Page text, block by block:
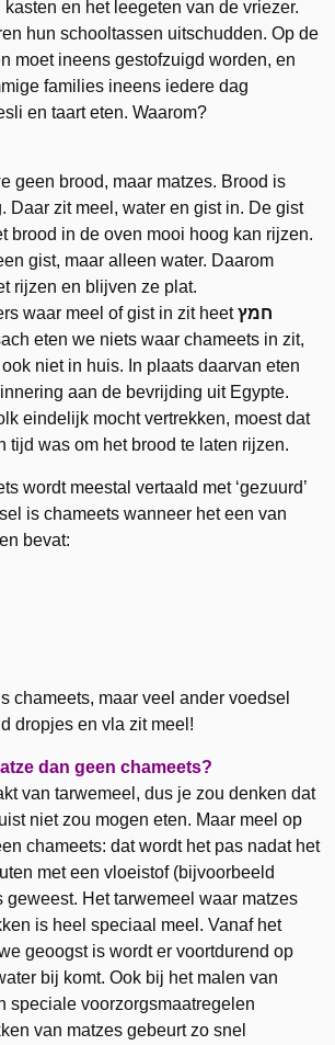
en het leegeten van de vriezer.
hun schooltassen uitschudden. Op de
moet ineens gestofzuigd worden, en
families ineens iedere dag
en taart eten. Waarom?
geen brood, maar matzes. Brood is
Daar zit meel, water en gist in. De gist
brood in de oven mooi hoog kan rijzen.
gist, maar alleen water. Daarom
rijzen en blijven ze plat.
waar meel of gist in zit heetחמץ
eten we niets waar chameets in zit,
niet in huis. In plaats daarvan eten
aan de bevrijding uit Egypte.
eindelijk mocht vertrekken, moest dat
tijd was om het brood te laten rijzen.
wordt meestal vertaald met ‘gezuurd’
is chameets wanneer het een van
bevat:
chameets, maar veel ander voedsel
dropjes en vla zit meel!
dan geen chameets?
van tarwemeel, dus je zou denken dat
niet zou mogen eten. Maar meel op
chameets: dat wordt het pas nadat het
met een vloeistof (bijvoorbeeld
geweest. Het tarwemeel waar matzes
is heel speciaal meel. Vanaf het
geoogst is wordt er voortdurend op
bij komt. Ook bij het malen van
speciale voorzorgsmaatregelen
van matzes gebeurt zo snel